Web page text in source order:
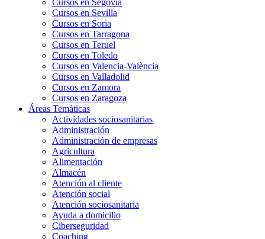
Cursos en Segovia
Cursos en Sevilla
Cursos en Soria
Cursos en Tarragona
Cursos en Teruel
Cursos en Toledo
Cursos en Valencia-València
Cursos en Valladolid
Cursos en Zamora
Cursos en Zaragoza
Áreas Temáticas
Actividades sociosanitarias
Administración
Administración de empresas
Agricultura
Alimentación
Almacén
Atención al cliente
Atención social
Atención sociosanitaria
Ayuda a domicilio
Ciberseguridad
Coaching